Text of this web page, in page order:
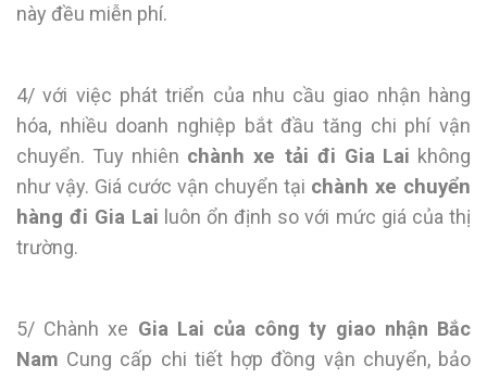
này đều miễn phí.
4/ với việc phát triển của nhu cầu giao nhận hàng
hóa, nhiều doanh nghiệp bắt đầu tăng chi phí vận
chuyển. Tuy nhiên chành xe tải đi Gia Lai không
như vậy. Giá cước vận chuyển tại chành xe chuyển
hàng đi Gia Lai luôn ổn định so với mức giá của thị
trường.
5/ Chành xe Gia Lai của công ty giao nhận Bắc
Nam Cung cấp chi tiết hợp đồng vận chuyển, bảo